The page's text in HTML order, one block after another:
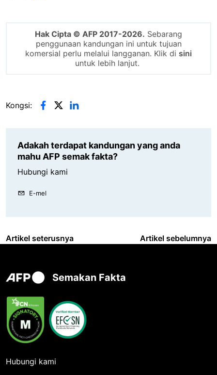
Hak Cipta © AFP 2017-2026. Sebarang
penggunaan kandungan ini untuk tujuan
komersial perlu melalui langganan. Klik di sini
untuk lebih lanjut.
Kongsi:
Adakah terdapat kandungan yang anda
mahu AFP semak fakta?
Hubungi kami
E-mel
Artikel seterusnya Artikel sebelumnya
Semakan Fakta
Hubungi kami